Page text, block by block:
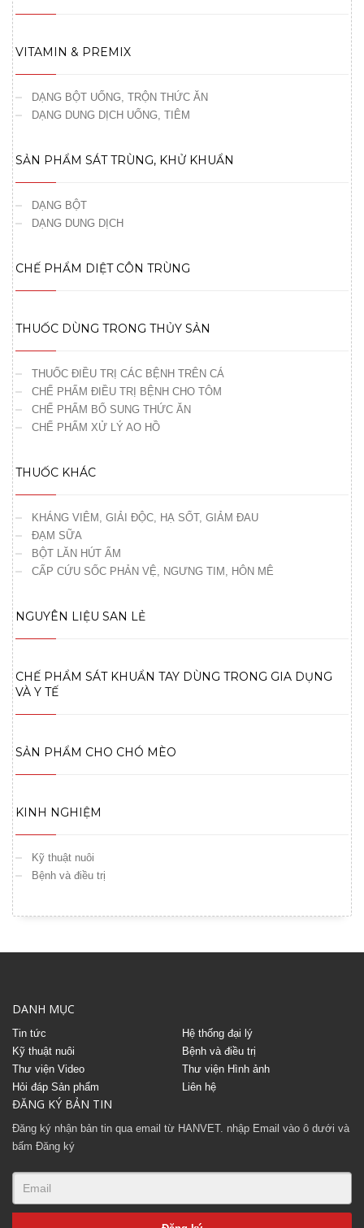
VITAMIN & PREMIX
DẠNG BỘT UỐNG, TRỘN THỨC ĂN
DẠNG DUNG DỊCH UỐNG, TIÊM
SẢN PHẨM SÁT TRÙNG, KHỬ KHUẨN
DẠNG BỘT
DẠNG DUNG DỊCH
CHẾ PHẨM DIỆT CÔN TRÙNG
THUỐC DÙNG TRONG THỦY SẢN
THUỐC ĐIỀU TRỊ CÁC BỆNH TRÊN CÁ
CHẾ PHẨM ĐIỀU TRỊ BỆNH CHO TÔM
CHẾ PHẨM BỔ SUNG THỨC ĂN
CHẾ PHẨM XỬ LÝ AO HỒ
THUỐC KHÁC
KHÁNG VIÊM, GIẢI ĐỘC, HẠ SỐT, GIẢM ĐAU
ĐẠM SỮA
BỘT LĂN HÚT ẨM
CẤP CỨU SỐC PHẢN VỆ, NGƯNG TIM, HÔN MÊ
NGUYÊN LIỆU SAN LẺ
CHẾ PHẨM SÁT KHUẨN TAY DÙNG TRONG GIA DỤNG
VÀ Y TẾ
SẢN PHẨM CHO CHÓ MÈO
KINH NGHIỆM
Kỹ thuật nuôi
Bệnh và điều trị
DANH MỤC
Tin tức
Hệ thống đại lý
Kỹ thuật nuôi
Bệnh và điều trị
Thư viện Video
Thư viện Hình ảnh
Hỏi đáp Sản phẩm
Liên hệ
ĐĂNG KÝ BẢN TIN
Đăng ký nhận bản tin qua email từ HANVET. nhập Email vào ô dưới và
bấm Đăng ký